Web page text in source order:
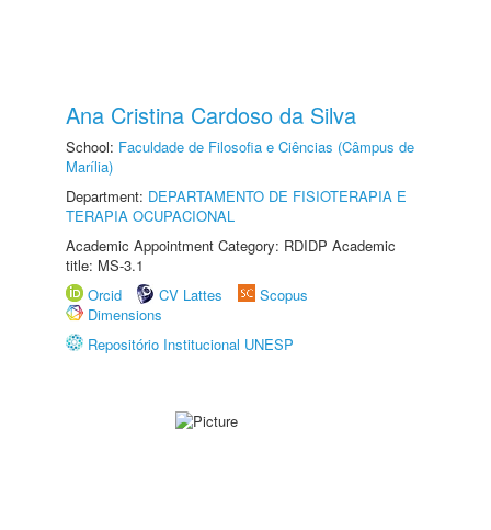
Ana Cristina Cardoso da Silva
School: Faculdade de Filosofia e Ciências (Câmpus de
Marília)
Department: DEPARTAMENTO DE FISIOTERAPIA E
TERAPIA OCUPACIONAL
Academic Appointment Category: RDIDP Academic
title: MS-3.1
Orcid
CV Lattes
Scopus
Dimensions
Repositório Institucional UNESP